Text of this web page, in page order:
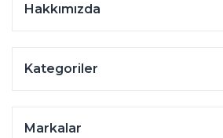
Hakkımızda
Kategoriler
Markalar